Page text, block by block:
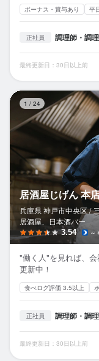
ボーナス・賞与あり 平
正社員 調理師・調
最終更新日：30日以上前
1 / 24
居酒屋じげん 本
兵庫県 神戸市中央区 /
居酒屋、日本酒バー
3.54 ～
"働く人"を見れば、
更新中！
食べログ評価 3.5以上
正社員 調理師・調
最終更新日：30日以上前